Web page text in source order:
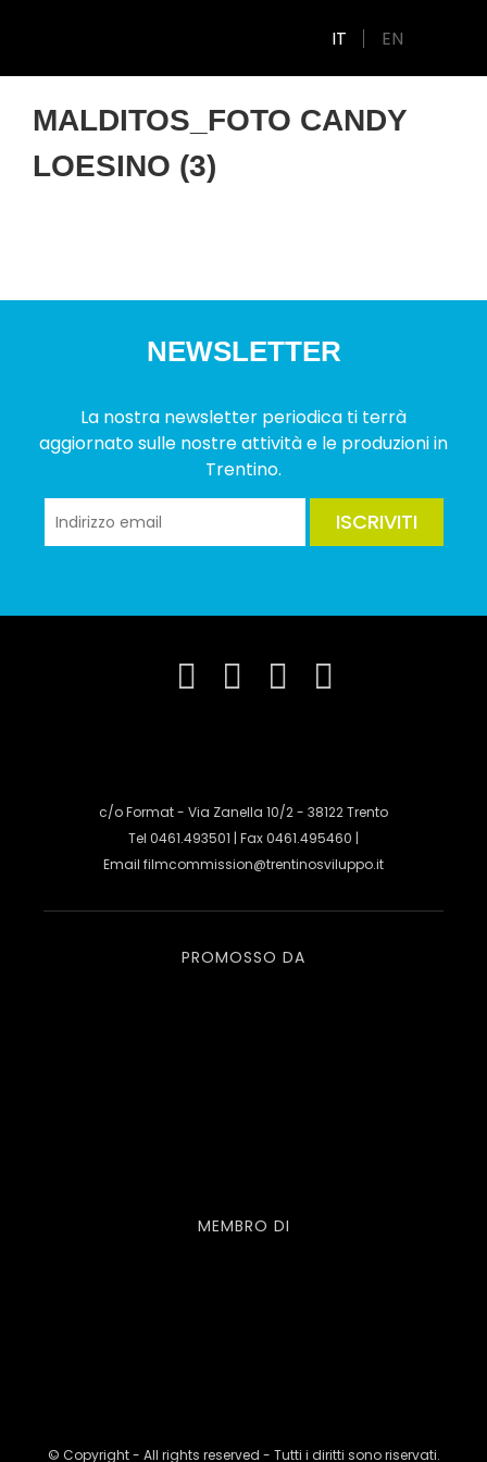
IT EN
MALDITOS_FOTO CANDY
LOESINO (3)
NEWSLETTER
La nostra newsletter periodica ti terrà
aggiornato sulle nostre attività e le produzioni in
Trentino.
ISCRIVITI
c/o Format - Via Zanella 10/2 - 38122 Trento
Tel 0461.493501 | Fax 0461.495460 |
Email filmcommission@trentinosviluppo.it
PROMOSSO DA
MEMBRO DI
© Copyright - All rights reserved - Tutti i diritti sono riservati.